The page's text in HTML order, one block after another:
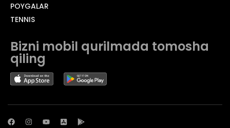
POYGALAR
TENNIS
Bizni mobil qurilmada tomosha
qiling